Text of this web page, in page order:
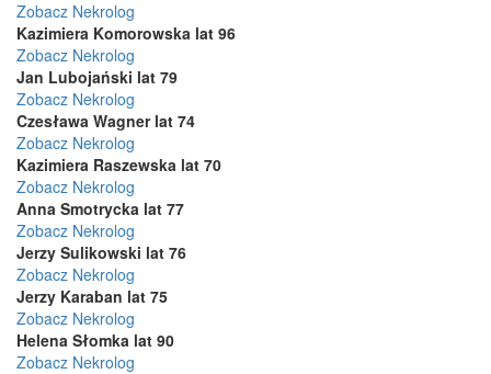
Zobacz Nekrolog
Kazimiera Komorowska lat 96
Zobacz Nekrolog
Jan Lubojański lat 79
Zobacz Nekrolog
Czesława Wagner lat 74
Zobacz Nekrolog
Kazimiera Raszewska lat 70
Zobacz Nekrolog
Anna Smotrycka lat 77
Zobacz Nekrolog
Jerzy Sulikowski lat 76
Zobacz Nekrolog
Jerzy Karaban lat 75
Zobacz Nekrolog
Helena Słomka lat 90
Zobacz Nekrolog